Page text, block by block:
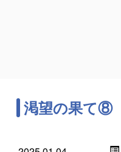
渇望の果て⑧